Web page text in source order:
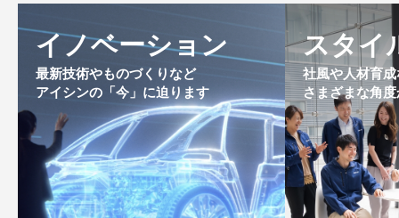
イノベーション
最新技術やものづくりなど
アイシンの「今」に迫ります
スタイ
社風や人材育
さまざまな角